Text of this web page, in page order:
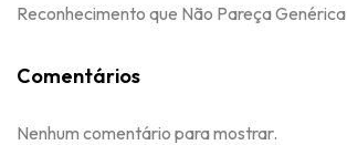
Reconhecimento que Não Pareça Genérica
Comentários
Nenhum comentário para mostrar.